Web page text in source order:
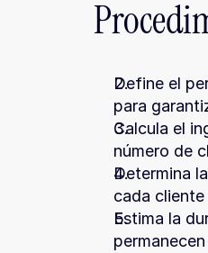
Define el
para
Calcula el
número de
Determina
cada
Estima la